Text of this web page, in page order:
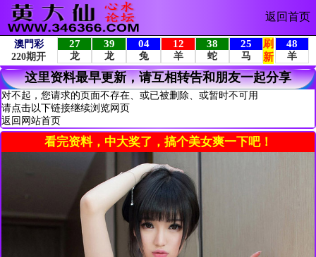
返回首页
这里资料最早更新，请互相转告和朋友一起分享
对不起，您请求的页面不存在、或已被删除、或暂时不可用
请点击以下链接继续浏览网页
返回网站首页
看完资料，中大奖了，搞个美女爽一下吧！